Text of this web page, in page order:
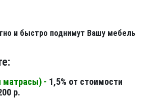
и быстро поднимут Вашу мебель
матрасы) - 1,5% от стоимости
р.